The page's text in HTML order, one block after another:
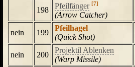
198 Pfeilfänger [7]
(Arrow Catcher)
nein 199
Pfeilhagel
(Quick Shot)
nein 200
Projektil Ablenken
(Warp Missile)